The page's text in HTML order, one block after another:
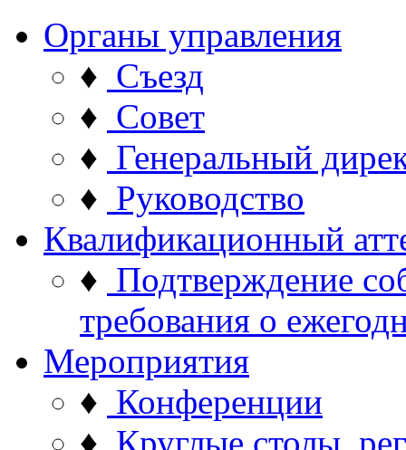
Органы управления
♦ Съезд
♦ Совет
♦ Генеральный
♦ Руководство
Квалификационный
♦ Подтверждение
требования о
Мероприятия
♦ Конференции